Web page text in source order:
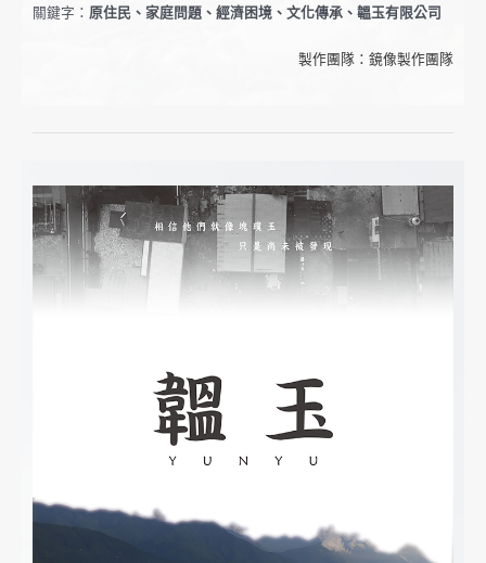
關鍵字： 原住民、家庭問題、經濟困境、文化傳承、韞玉有限公司
製作團隊：鏡像製作團隊